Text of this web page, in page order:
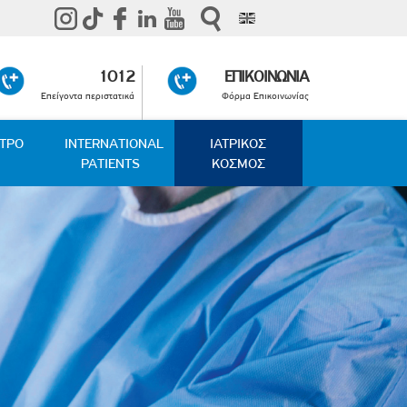
1012
Επείγοντα περιστατικά
ΕΠΙΚΟΙΝΩΝΙΑ
Φόρμα Επικοινωνίας
INTERNATIONAL
PATIENTS
ΙΑΤΡΙΚΟΣ
ΚΟΣΜΟΣ